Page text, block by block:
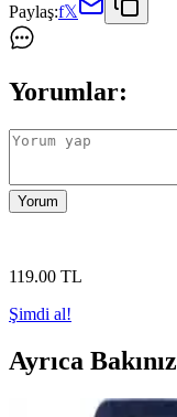
Paylaş:f𝕏
Yorumlar:
Yorum
119.00 TL
Şimdi al!
Ayrıca Bakınız